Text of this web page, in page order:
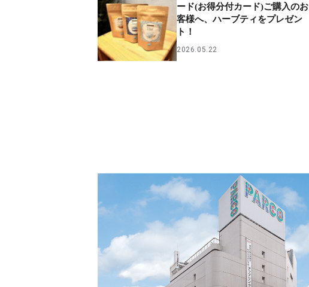
ード(お得分付カード)ご購入のお
客様へ、ハーブティをプレゼン
ト！
2026.05.22